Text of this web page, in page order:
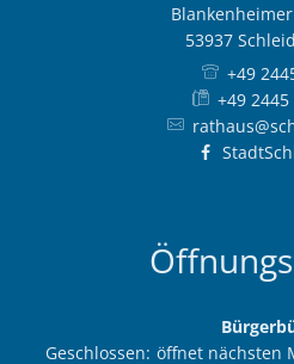
53937
+49
+49 2445
Klicken, um weitere
Geschlossen: öffnet nächsten